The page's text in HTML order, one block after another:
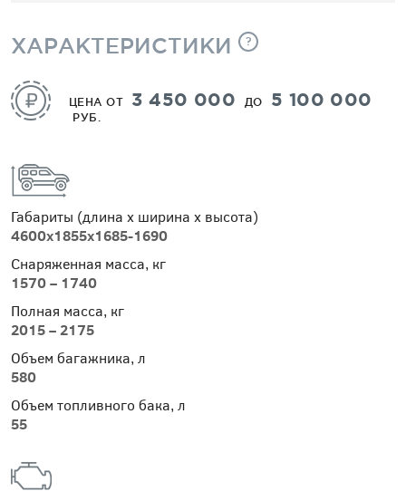
ХАРАКТЕРИСТИКИ ?
ЦЕНА ОТ 3 450 000 ДО 5 100 000
РУБ.
Габариты (длина х ширина х высота)
4600x1855x1685-1690
Снаряженная масса, кг
1570 – 1740
Полная масса, кг
2015 – 2175
Объем багажника, л
580
Объем топливного бака, л
55